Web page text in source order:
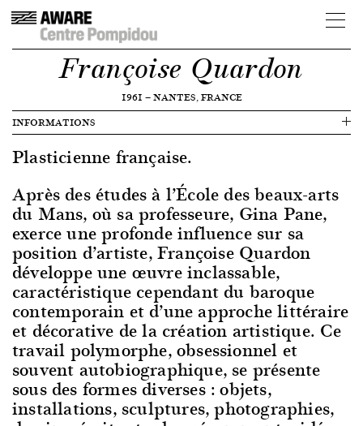
Françoise Quardon
1961 —NANTES, FRANCE
INFORMATIONS
Plasticienne française.
Après des études à l’École des beaux-arts
du Mans, où sa professeure, Gina Pane,
exerce une profonde influence sur sa
position d’artiste, Françoise Quardon
développe une œuvre inclassable,
caractéristique cependant du baroque
contemporain et d’une approche littéraire
et décorative de la création artistique. Ce
travail polymorphe, obsessionnel et
souvent autobiographique, se présente
sous des formes diverses : objets,
installations, sculptures, photographies,